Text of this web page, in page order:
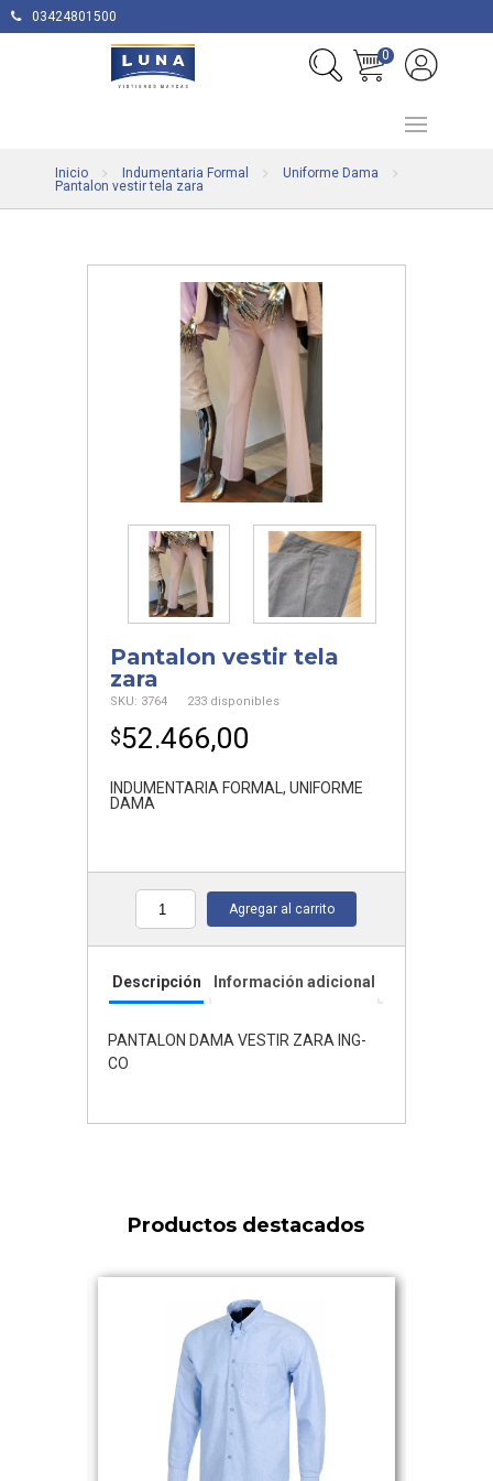
03424801500
0
Inicio Indumentaria Formal
Uniforme Dama
Pantalon vestir tela zara
Pantalon vestir tela
zara
SKU: 3764 233 disponibles
$52.466,00
INDUMENTARIA FORMAL,UNIFORME
DAMA
Cantidad Agregar al carrito
Descripción Información adicional
PANTALON DAMA VESTIR ZARA ING-
CO
Productos destacados